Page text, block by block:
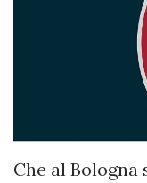
Che al